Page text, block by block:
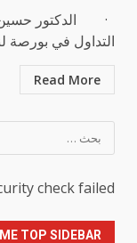
· الدكتور
التداول في
Read More
عن:
check failed.
TOP SIDEBAR